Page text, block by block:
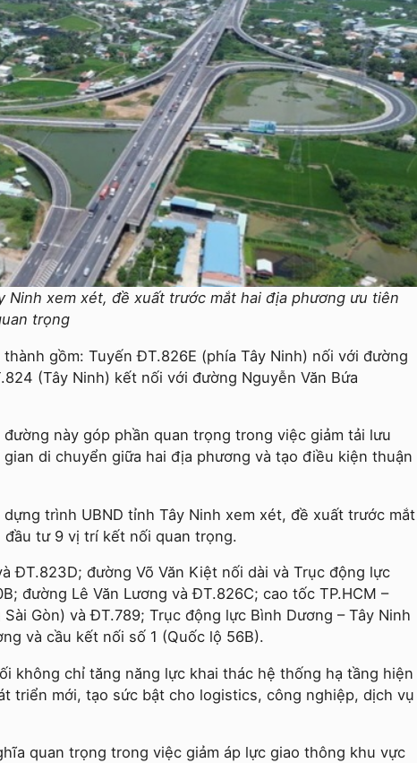
Ninh xem xét, đề xuất trước mắt hai địa phương ưu tiên
trọng
gồm: Tuyến ĐT.826E (phía Tây Ninh) nối với đường
(Tây Ninh) kết nối với đường Nguyễn Văn Bứa
này góp phần quan trọng trong việc giảm tải lưu
di chuyển giữa hai địa phương và tạo điều kiện thuận
trình UBND tỉnh Tây Ninh xem xét, đề xuất trước mắt
tư 9 vị trí kết nối quan trọng.
ĐT.823D; đường Võ Văn Kiệt nối dài và Trục động lực
đường Lê Văn Lương và ĐT.826C; cao tốc TP.HCM –
Gòn) và ĐT.789; Trục động lực Bình Dương – Tây Ninh
và cầu kết nối số 1 (Quốc lộ 56B).
không chỉ tăng năng lực khai thác hệ thống hạ tầng hiện
triển mới, tạo sức bật cho logistics, công nghiệp, dịch vụ
quan trọng trong việc giảm áp lực giao thông khu vực